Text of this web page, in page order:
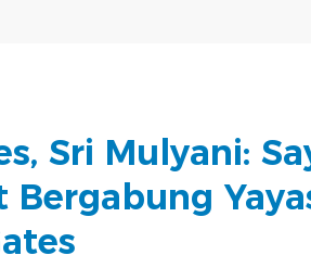
Sri Mulyani:
Bergabung